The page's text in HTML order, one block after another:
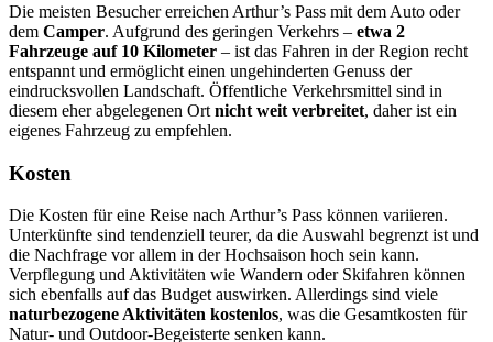
Die meisten Besucher erreichen Arthur’s Pass mit dem Auto oder
dem Camper. Aufgrund des geringen Verkehrs – etwa 2
Fahrzeuge auf 10 Kilometer – ist das Fahren in der Region recht
entspannt und ermöglicht einen ungehinderten Genuss der
eindrucksvollen Landschaft. Öffentliche Verkehrsmittel sind in
diesem eher abgelegenen Ort nicht weit verbreitet, daher ist ein
eigenes Fahrzeug zu empfehlen.
Kosten
Die Kosten für eine Reise nach Arthur’s Pass können variieren.
Unterkünfte sind tendenziell teurer, da die Auswahl begrenzt ist und
die Nachfrage vor allem in der Hochsaison hoch sein kann.
Verpflegung und Aktivitäten wie Wandern oder Skifahren können
sich ebenfalls auf das Budget auswirken. Allerdings sind viele
naturbezogene Aktivitäten kostenlos, was die Gesamtkosten für
Natur- und Outdoor-Begeisterte senken kann.